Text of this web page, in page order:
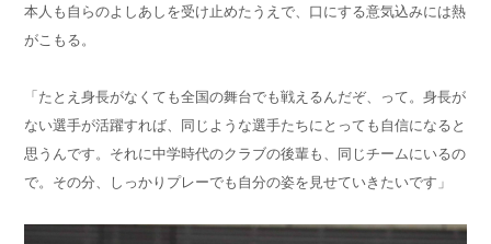
本人も自らのよしあしを受け止めたうえで、口にする意気込みには熱
がこもる。
「たとえ身長がなくても全国の舞台でも戦えるんだぞ、って。身長が
ない選手が活躍すれば、同じような選手たちにとっても自信になると
思うんです。それに中学時代のクラブの後輩も、同じチームにいるの
で。その分、しっかりプレーでも自分の姿を見せていきたいです」